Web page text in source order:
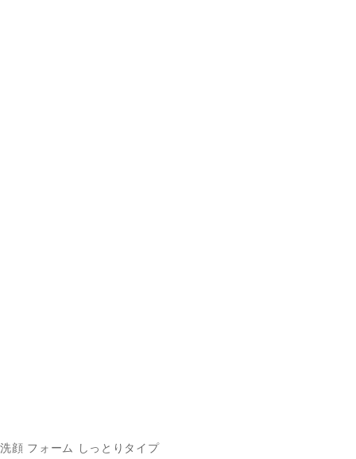
洗顔 フォーム しっとりタイプ